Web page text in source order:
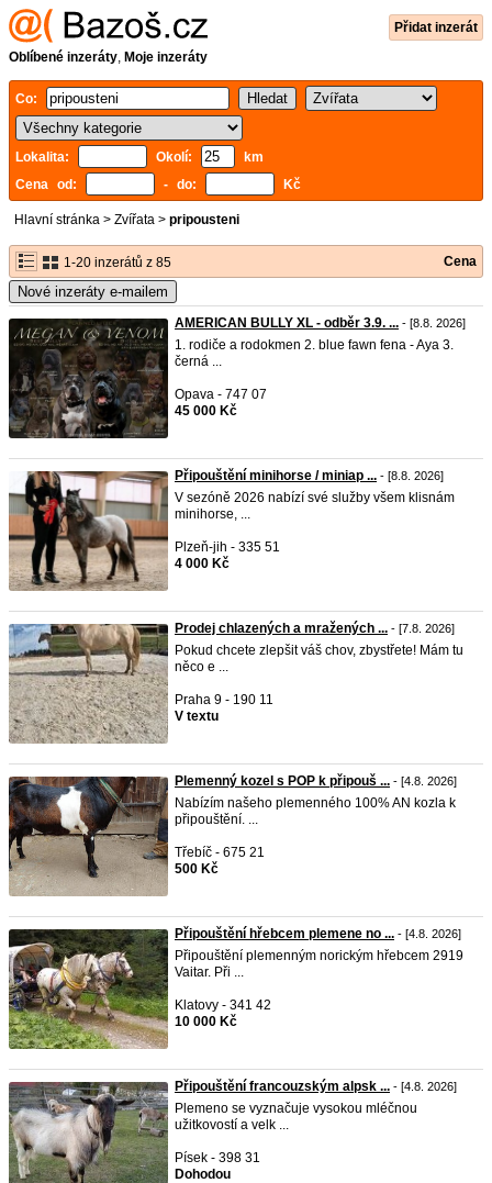
Přidat inzerát
Oblíbené inzeráty, Moje inzeráty
Co:
Lokalita: Okolí:
km
Cena od:
- do: Kč
Hlavní stránka > Zvířata > pripousteni
1-20 inzerátů z 85 Cena
Nové inzeráty e-mailem
AMERICAN BULLY XL - odběr 3.9. ... - [8.8. 2026]
1. rodiče a rodokmen 2. blue fawn fena - Aya 3.
černá ...
Opava - 747 07
45 000 Kč
Připouštění minihorse / miniap ... - [8.8. 2026]
V sezóně 2026 nabízí své služby všem klisnám
minihorse, ...
Plzeň-jih - 335 51
4 000 Kč
Prodej chlazených a mražených ... - [7.8. 2026]
Pokud chcete zlepšit váš chov, zbystřete! Mám tu
něco e ...
Praha 9 - 190 11
V textu
Plemenný kozel s POP k připouš ... - [4.8. 2026]
Nabízím našeho plemenného 100% AN kozla k
připouštění. ...
Třebíč - 675 21
500 Kč
Připouštění hřebcem plemene no ... - [4.8. 2026]
Připouštění plemenným norickým hřebcem 2919
Vaitar. Při ...
Klatovy - 341 42
10 000 Kč
Připouštění francouzským alpsk ... - [4.8. 2026]
Plemeno se vyznačuje vysokou mléčnou
užitkovostí a velk ...
Písek - 398 31
Dohodou